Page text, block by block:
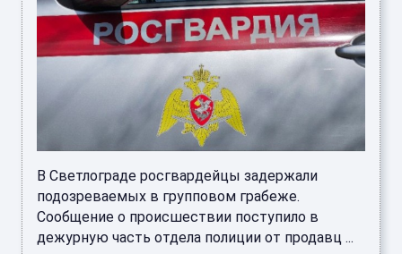
В Светлограде росгвардейцы задержали
подозреваемых в групповом грабеже.
Сообщение о происшествии поступило в
дежурную часть отдела полиции от продавц ...